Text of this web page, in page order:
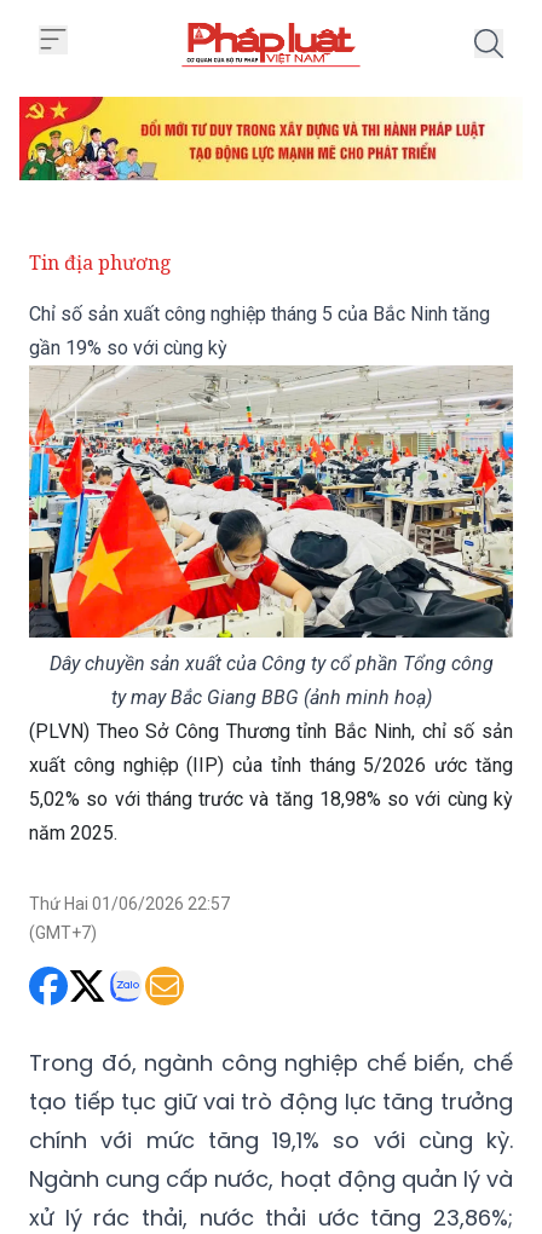
Tin địa phương
Chỉ số sản xuất công nghiệp tháng 5 của Bắc Ninh tăng
gần 19% so với cùng kỳ
Dây chuyền sản xuất của Công ty cổ phần Tổng công
ty may Bắc Giang BBG (ảnh minh hoạ)
(PLVN) Theo Sở Công Thương tỉnh Bắc Ninh, chỉ số sản
xuất công nghiệp (IIP) của tỉnh tháng 5/2026 ước tăng
5,02% so với tháng trước và tăng 18,98% so với cùng kỳ
năm 2025.
Thứ Hai 01/06/2026 22:57
(GMT+7)
Trong đó, ngành công nghiệp chế biến, chế
tạo tiếp tục giữ vai trò động lực tăng trưởng
chính với mức tăng 19,1% so với cùng kỳ.
Ngành cung cấp nước, hoạt động quản lý và
xử lý rác thải, nước thải ước tăng 23,86%;